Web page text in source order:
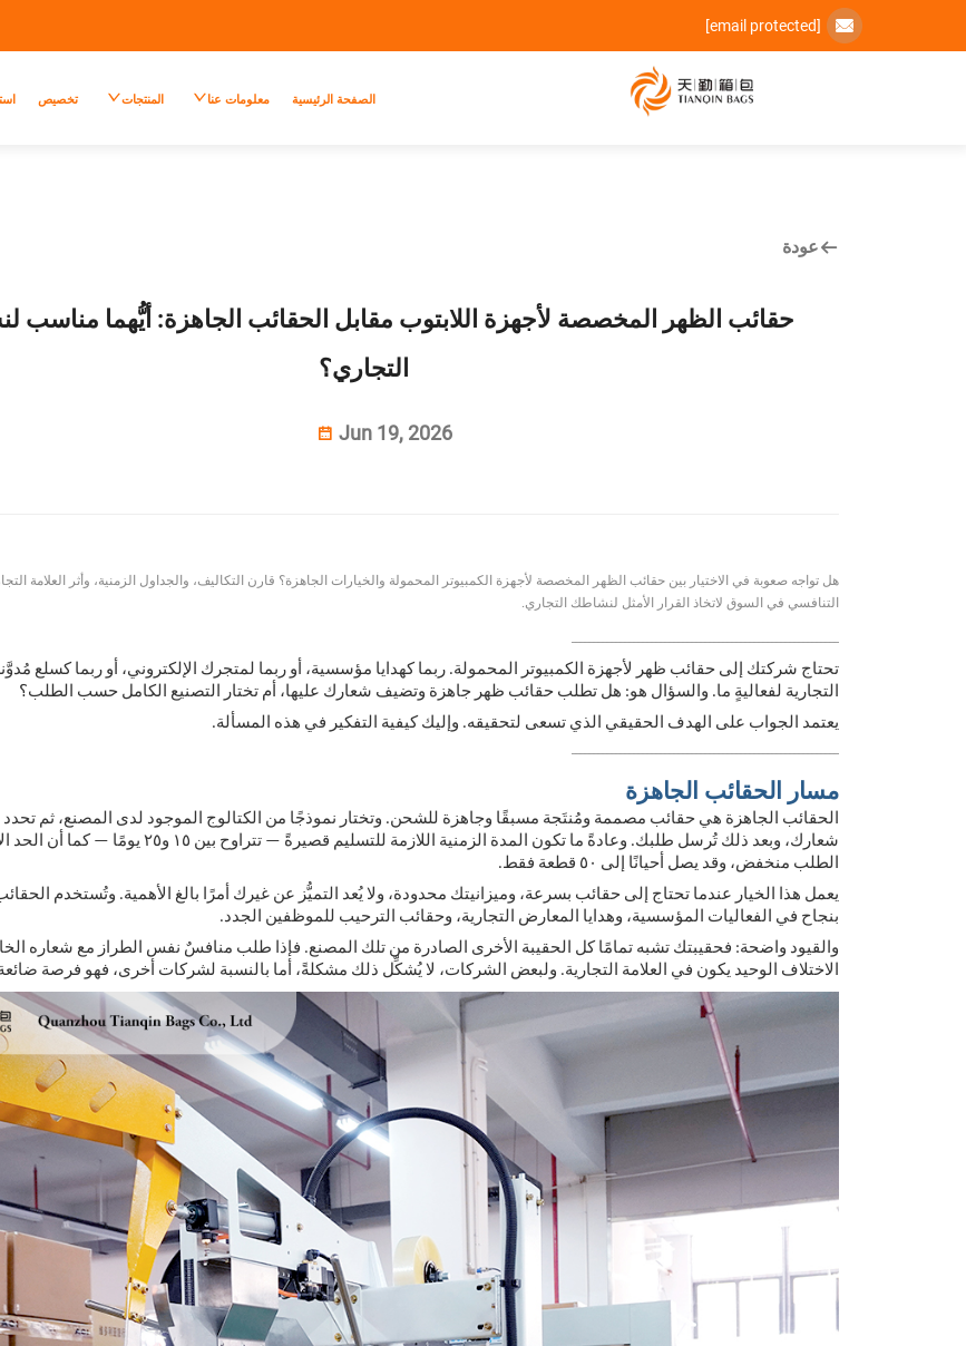
[email protected]
الصفحة الرئيسية معلومات عنا المنتجات تخصيص
عودة
حقائب الظهر المخصصة لأجهزة اللابتوب مقابل الحقائب الجاهزة: أيُّهما مناسب
التجاري؟
Jun 19, 2026
هل تواجه صعوبة في الاختيار بين حقائب الظهر المخصصة لأجهزة الكمبيوتر المحمولة والخيارات الجاهزة؟ قارن التكاليف، والجداول الزمنية، وأثر العلامة
التنافسي في السوق لاتخاذ القرار الأمثل لنشاطك التجاري.
────────────────────────────────────────────────────────────
تحتاج شركتك إلى حقائب ظهر لأجهزة الكمبيوتر المحمولة. ربما كهدايا مؤسسية، أو ربما لمتجرك الإلكتروني، أو ربما كسلع
التجارية لفعاليةٍ ما. والسؤال هو: هل تطلب حقائب ظهر جاهزة وتضيف شعارك عليها، أم تختار التصنيع الكامل حسب الطلب؟
يعتمد الجواب على الهدف الحقيقي الذي تسعى لتحقيقه. وإليك كيفية التفكير في هذه المسألة.
────────────────────────────────────────────────────────────
مسار الحقائب الجاهزة
الحقائب الجاهزة هي حقائب مصممة ومُنتَجة مسبقًا وجاهزة للشحن. وتختار نموذجًا من الكتالوج الموجود لدى المصنع، ثم
شعارك، وبعد ذلك تُرسل طلبك. وعادةً ما تكون المدة الزمنية اللازمة للتسليم قصيرةً —
الطلب منخفض، وقد يصل أحيانًا إلى ٥٠ قطعة فقط.
يعمل هذا الخيار عندما تحتاج إلى حقائب بسرعة، وميزانيتك محدودة، ولا يُعد التميُّز عن غيرك أمرًا بالغ الأهمية. وتُستخدم
بنجاح في الفعاليات المؤسسية، وهدايا المعارض التجارية، وحقائب الترحيب للموظفين الجدد.
والقيود واضحة: فحقيبتك تشبه تمامًا كل الحقيبة الأخرى الصادرة من تلك المصنع. فإذا طلب منافسٌ نفس الطراز مع شعاره
الاختلاف الوحيد يكون في العلامة التجارية. ولبعض الشركات، لا يُشكِّل ذلك مشكلةً، أما بالنسبة لشركات أخرى، فهو فرصة